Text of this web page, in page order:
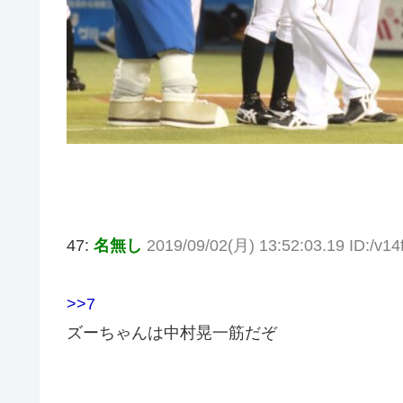
47: 名無し 2019/09/02(月) 13:52:03.19 ID:/
>>7
ズーちゃんは中村晃一筋だぞ